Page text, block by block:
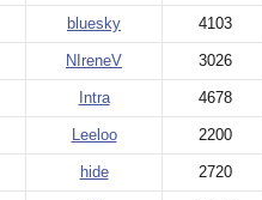
bluesky 4103
NIreneV 3026
Intra 4678
Leeloo 2200
hide 2720